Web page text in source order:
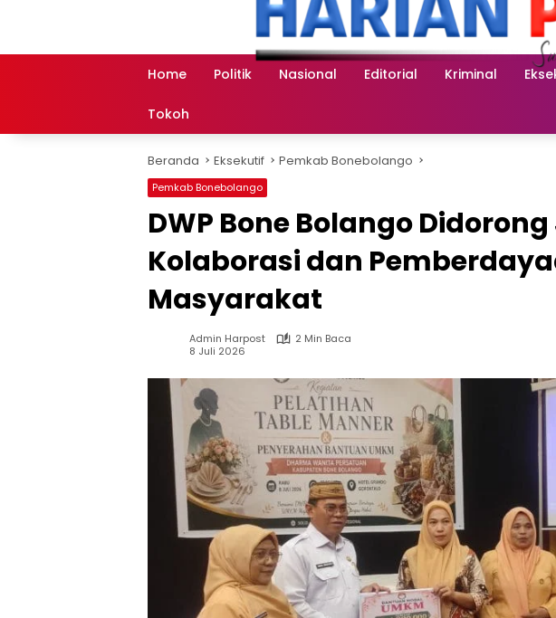
Home Politik Nasional Editorial Kriminal
Tokoh
Beranda Eksekutif Pemkab Bonebolango
Pemkab Bonebolango
DWP Bone Bolango
Kolaborasi dan
Masyarakat
Admin Harpost
2 Min Baca
8 Juli 2026